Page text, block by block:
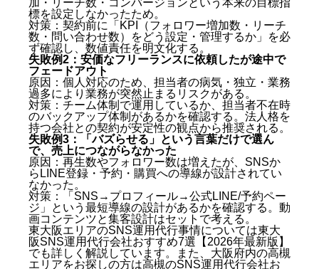
標を設定しなかったため。
対策：契約前に「KPI（フォロワー増加数・リーチ
数・問い合わせ数）をどう設定・管理するか」を必
ず確認し、数値責任を明文化する。
失敗例2：安価なフリーランスに依頼したが途中で
フェードアウト
原因：個人対応のため、担当者の病気・独立・業務
過多により業務が突然止まるリスクがある。
対策：チーム体制で運用しているか、担当者不在時
のバックアップ体制があるかを確認する。法人格を
持つ会社との契約が安定性の観点から推奨される。
失敗例3：「バズらせる」という言葉だけで選ん
で、売上につながらなかった
原因：再生数やフォロワー数は増えたが、SNSか
らLINE登録・予約・購買への導線が設計されてい
なかった。
対策：「SNS→プロフィール→公式LINE/予約ペー
ジ」という最短導線の設計があるかを確認する。動
画コンテンツと集客設計はセットで考える。
東大阪エリアのSNS運用代行事情については東大
阪SNS運用代行会社おすすめ7選【2026年最新版】
でも詳しく解説しています。また、大阪府内の高槻
エリアをお探しの方は高槻のSNS運用代行会社お